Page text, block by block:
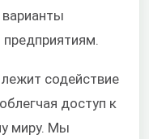
варианты
содействие
доступ к
миру. Мы